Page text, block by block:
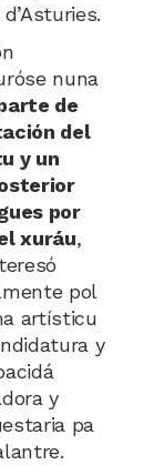
nuna
de
del
y un
por
xuráu,
pol
artísticu
y
y
pa